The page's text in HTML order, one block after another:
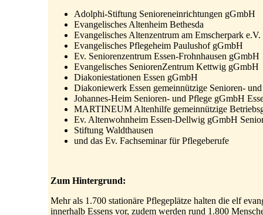
Adolphi-Stiftung Senioreneinrichtungen gGmbH
Evangelisches Altenheim Bethesda
Evangelisches Altenzentrum am Emscherpark e.V.
Evangelisches Pflegeheim Paulushof gGmbH
Ev. Seniorenzentrum Essen-Frohnhausen gGmbH
Evangelisches SeniorenZentrum Kettwig gGmbH
Diakoniestationen Essen gGmbH
Diakoniewerk Essen gemeinnützige Senioren-
Johannes-Heim Senioren- und Pflege gGmbH
MARTINEUM Altenhilfe gemeinnützige
Ev. Altenwohnheim Essen-Dellwig gGmbH
Stiftung Waldthausen
und das Ev. Fachseminar für Pflegeberufe
Zum Hintergrund:
Mehr als 1.700 stationäre Pflegeplätze halten die elf
innerhalb Essens vor, zudem werden rund 1.800